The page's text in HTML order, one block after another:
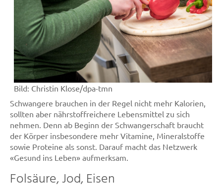
Bild: Christin Klose/dpa-tmn
Schwangere brauchen in der Regel nicht mehr Kalorien,
sollten aber nährstoffreichere Lebensmittel zu sich
nehmen. Denn ab Beginn der Schwangerschaft braucht
der Körper insbesondere mehr Vitamine, Mineralstoffe
sowie Proteine als sonst. Darauf macht das Netzwerk
«Gesund ins Leben» aufmerksam.
Folsäure, Jod, Eisen